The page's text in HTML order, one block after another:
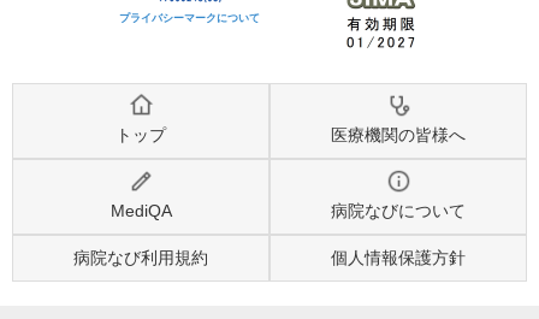
プライバシーマークについて
トップ 医療機関の皆様へ
MediQA 病院なびについて
病院なび利用規約 個人情報保護方針